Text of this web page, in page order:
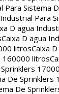
Para Sistema
Para
D agua
Caixa D agua
litrosCaixa
160000 litros
De Sprinklers
De